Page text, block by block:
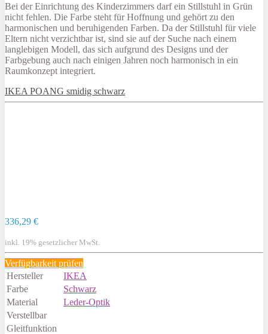
Bei der Einrichtung des Kinderzimmers darf ein Stillstuhl in Grün
nicht fehlen. Die Farbe steht für Hoffnung und gehört zu den
harmonischen und beruhigenden Farben. Da der Stillstuhl für viele
Eltern nicht verzichtbar ist, sind sie auf der Suche nach einem
langlebigen Modell, das sich aufgrund des Designs und der
Farbgebung auch nach einigen Jahren noch harmonisch in ein
Raumkonzept integriert.
IKEA POANG smidig schwarz
336,29 €
inkl. 19% gesetzlicher MwSt.
Verfügbarkeit prüfen
Hersteller
IKEA
Farbe
Schwarz
Material
Leder-Optik
Verstellbar
Gleitfunktion